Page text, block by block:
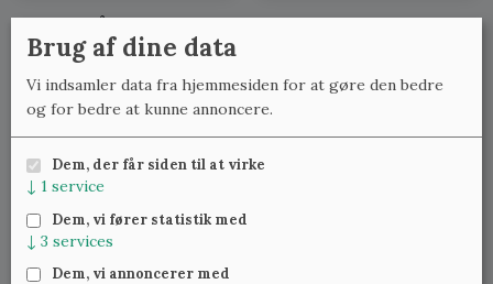
Se også:
Sprossevinduer med karm med lignende mål
Sprossevinduer med karm med lignende bredde
Sprossevinduer med karm med lignende højde
nye varer.
Brug af dine data
Vi indsamler data fra hjemmesiden for at gøre den bedre
og for bedre at kunne annoncere.
Dem, der får siden til at virke
↓ 1 service
Dem, vi fører statistik med
↓ 3 services
Dem, vi annoncerer med